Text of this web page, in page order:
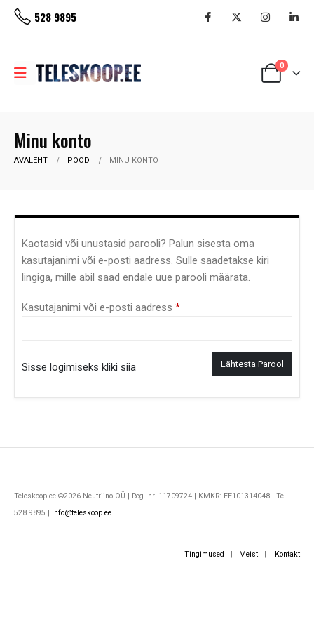
528 9895
0
Minu konto
AVALEHT POOD MINU KONTO
Kaotasid või unustasid parooli? Palun sisesta oma
kasutajanimi või e-posti aadress. Sulle saadetakse kiri
lingiga, mille abil saad endale uue parooli määrata.
Kasutajanimi või e-posti aadress *Nõutud
Sisse logimiseks kliki siia Lähtesta Parool
Teleskoop.ee ©2026 Neutriino OÜ | Reg. nr. 11709724 | KMKR: EE101314048 | Tel
528 9895 | info@teleskoop.ee
Tingimused | Meist | Kontakt